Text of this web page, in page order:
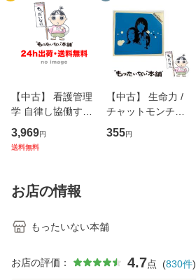
【中古】 看護管理
学 自律し協働する
専門職の看護マネ
ジメントスキル 改
恵 藤本幸三 / 南江
堂 [単行
3,969円
送料無料
【中古】 生命力 /
チャットモンチー /
キューンレコード
[CD]【メール便送
355円
お店の情報
もったいない本舗
お店の評価： 4.7点 (830件)